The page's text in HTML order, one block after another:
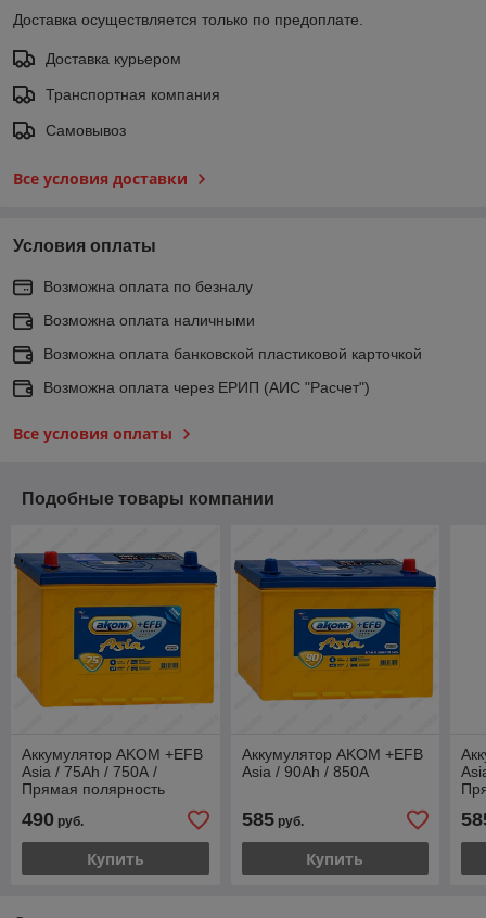
Доставка осуществляется только по предоплате.
Доставка курьером
Транспортная компания
Самовывоз
Все условия доставки
Условия оплаты
Возможна оплата по безналу
Возможна оплата наличными
Возможна оплата банковской пластиковой карточкой
Возможна оплата через ЕРИП (АИС "Расчет")
Все условия оплаты
Подобные товары компании
Аккумулятор AKOM +EFB
Asia / 75Ah / 750А /
Прямая полярность
490 руб.
Купить
Аккумулятор AKOM +EFB
Asia / 90Ah / 850А
585руб.
Купить